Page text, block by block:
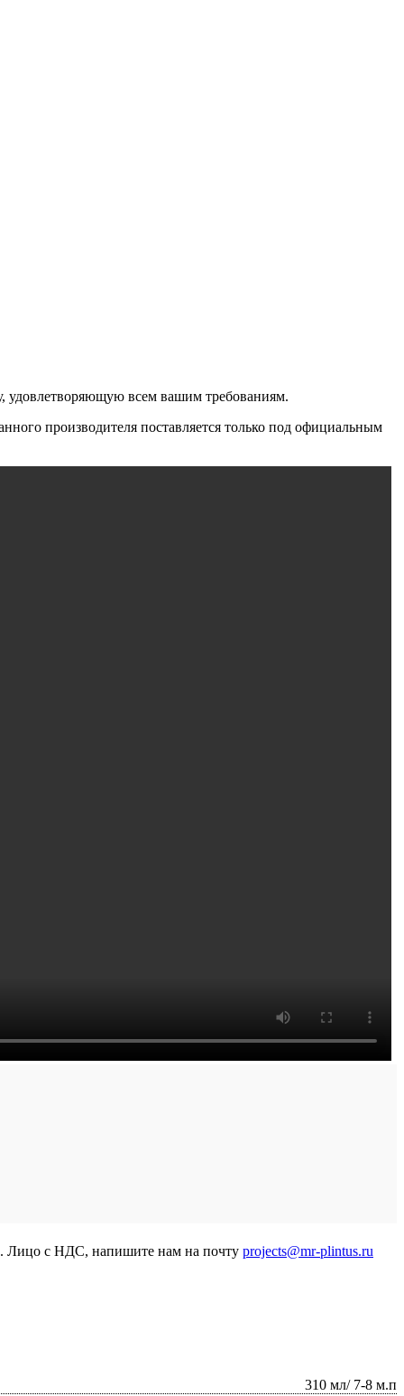
удовлетворяющую всем вашим требованиям.
производителя поставляется только под официальным
Лицо с НДС, напишите нам на почту projects@mr-plintus.ru
310 мл/ 7-8 м.п